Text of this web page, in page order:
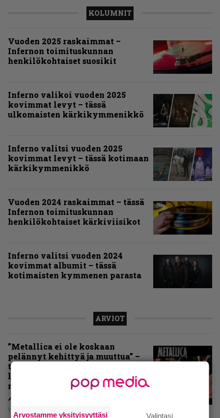
KOLUMNIT
Vuoden 2025 raskaimmat –
Infernon toimituskunnan
henkilökohtaiset suosikit
Inferno valikoi vuoden 2025
kovimmat levyt – tässä
ulkomaisten kärkikymmenikkö
Inferno valitsi vuoden 2025
kovimmat levyt – tässä kotimaan
kärkikymmenikkö
Vuoden 2024 raskaimmat – tässä
Infernon toimituskunnan
henkilökohtaiset kärkiviisikot
Inferno valitsi vuoden 2024
kovimmat albumit – tässä
kotimaisten kymmenen parasta
ARVIOT
”Metallica ei ole koskaan
pelännyt kehittyä ja muuttua” –
tarkistelussa 30 vuotta täyttävä
levy, joka jakaa fanien
mielipiteet
Vesa Siltanen
Arvostamme yksityisyyttäsi Valintasi